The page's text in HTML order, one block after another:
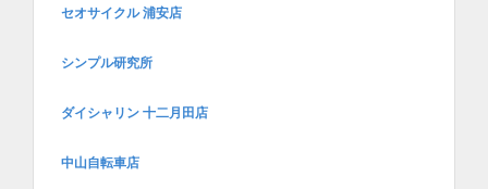
セオサイクル 浦安店
シンプル研究所
ダイシャリン 十二月田店
中山自転車店